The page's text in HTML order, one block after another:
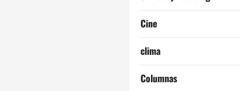
Cine
clima
Columnas